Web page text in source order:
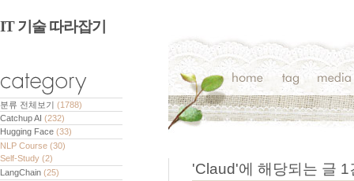
IT 기술 따라잡기
분류 전체보기 (1788)
Catchup AI (232)
Hugging Face (33)
NLP Course (30)
Self-Study (2)
LangChain (25)
'Claud'에 해당되는 글 1